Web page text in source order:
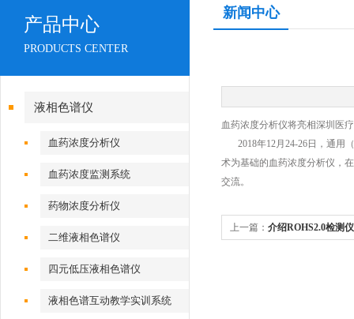
新闻中心
血药浓度分析仪将亮相深圳医
2018年12月24-26日，通用
术为基础的血药浓度分析仪，
交流。
上一篇： 介绍ROHS2.0检测
产品中心
PRODUCTS CENTER
液相色谱仪
血药浓度分析仪
血药浓度监测系统
药物浓度分析仪
二维液相色谱仪
四元低压液相色谱仪
液相色谱互动教学实训系统